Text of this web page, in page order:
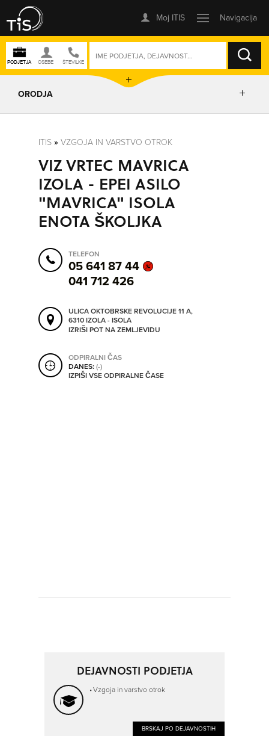
ISKANJE
SO ODPRTA V
ORODJA
POSLOVNE ENOTE
IZRIŠI POT
ORODJA
SHRANI V MOJ ITIS
ITIS»VZGOJA IN VARSTVO OTROK
VIZ VRTEC MAVRICA
IZOLA - EPEI ASILO
"MAVRICA" ISOLA
ENOTA ŠKOLJKA
TELEFON
05 641 87 44
041 712 426
ULICA OKTOBRSKE REVOLUCIJE 11 A,
6310 IZOLA - ISOLA
IZRIŠI POT NA ZEMLJEVIDU
ODPIRALNI ČAS
DANES:(-)
IZPIŠI VSE ODPIRALNE ČASE
DEJAVNOSTI PODJETJA
Vzgoja in varstvo otrok
BRSKAJ PO DEJAVNOSTIH